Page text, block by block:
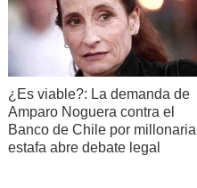
¿Es viable?: La demanda de
Amparo Noguera contra el
Banco de Chile por millonaria
estafa abre debate legal